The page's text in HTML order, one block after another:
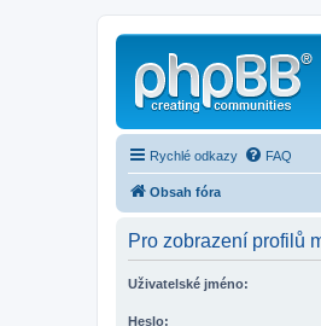
Rychlé odkazy FAQ
Obsah fóra
Pro zobrazení profilů
Uživatelské jméno:
Heslo: